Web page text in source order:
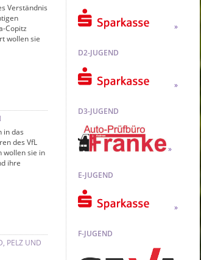
Verständnis
Copitz
wollen sie
in das
des VfL
wollen sie in
ihre
PELZ UND
D2-JUGEND
D3-JUGEND
E-JUGEND
F-JUGEND